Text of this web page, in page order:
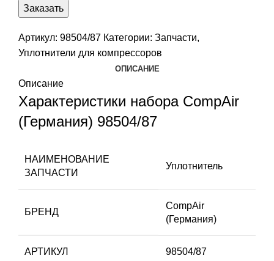
Заказать
Артикул: 98504/87 Категории: Запчасти,
Уплотнители для компрессоров
ОПИСАНИЕ
Описание
Характеристики набора CompAir
(Германия) 98504/87
НАИМЕНОВАНИЕ
ЗАПЧАСТИ
Уплотнитель
БРЕНД
CompAir
(Германия)
АРТИКУЛ 98504/87